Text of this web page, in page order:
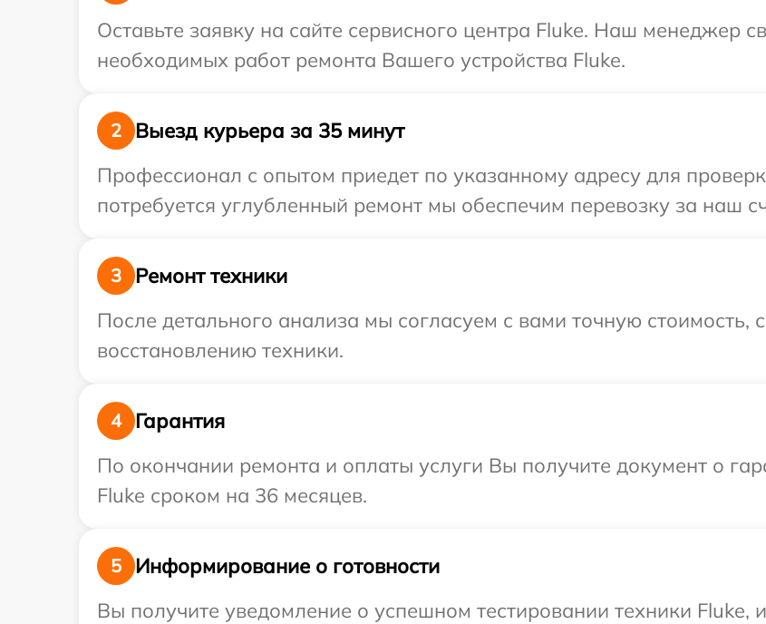
Оставьте заявку на сайте сервисного центра Fluke. Наш менеджер
необходимых работ ремонта Вашего устройства Fluke.
2
Выезд курьера за 35 минут
Профессионал с опытом приедет по указанному адресу для
потребуется углубленный ремонт мы обеспечим перевозку за наш
3
Ремонт техники
После детального анализа мы согласуем с вами точную стоимость,
восстановлению техники.
4
Гарантия
По окончании ремонта и оплаты услуги Вы получите документ о
Fluke сроком на 36 месяцев.
5
Информирование о готовности
Вы получите уведомление о успешном тестировании техники Fluke,